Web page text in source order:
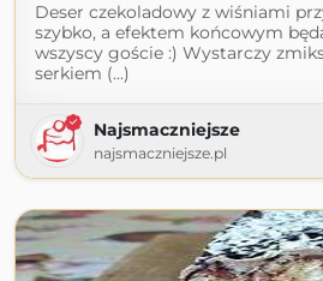
Deser czekoladowy z wiśniami
szybko, a efektem końcowym
wszyscy goście :) Wystarczy
serkiem (...)
Najsmaczniejsze
najsmaczniejsze.pl